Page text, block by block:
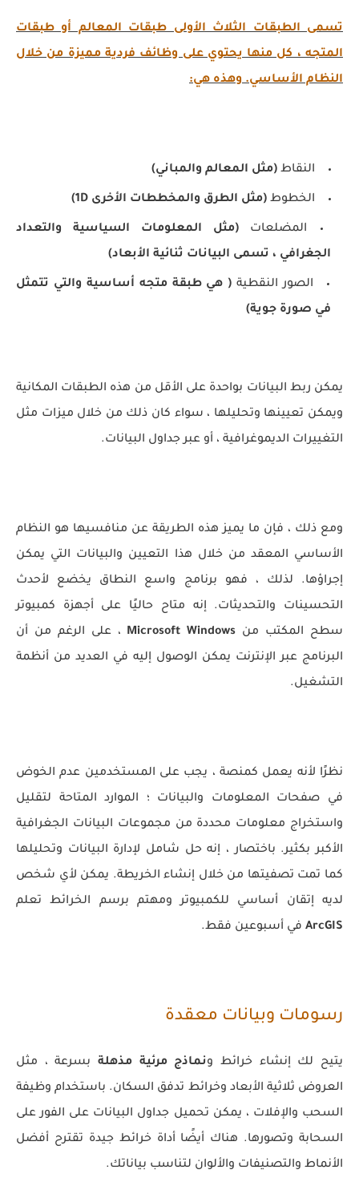
تسمى الطبقات الثلاث الأولى طبقات المعالم أو طبقات
المتجه ، كل منها يحتوي على وظائف فردية مميزة من خلال
النظام الأساسي. وهذه هي:
النقاط (مثل المعالم والمباني)
الخطوط (مثل الطرق والمخططات الأخرى 1D)
المضلعات (مثل المعلومات السياسية والتعداد
الجغرافي ، تسمى البيانات ثنائية الأبعاد)
الصور النقطية ( هي طبقة متجه أساسية والتي تتمثل
في صورة جوية)
يمكن ربط البيانات بواحدة على الأقل من هذه الطبقات المكانية
ويمكن تعيينها وتحليلها ، سواء كان ذلك من خلال ميزات مثل
التغييرات الديموغرافية ، أو عبر جداول البيانات.
ومع ذلك ، فإن ما يميز هذه الطريقة عن منافسيها هو النظام
الأساسي المعقد من خلال هذا التعيين والبيانات التي يمكن
إجراؤها. لذلك ، فهو برنامج واسع النطاق يخضع لأحدث
التحسينات والتحديثات. إنه متاح حاليًا على أجهزة كمبيوتر
سطح المكتب من Microsoft Windows ، على الرغم من أن
البرنامج عبر الإنترنت يمكن الوصول إليه في العديد من أنظمة
التشغيل.
نظرًا لأنه يعمل كمنصة ، يجب على المستخدمين عدم الخوض
في صفحات المعلومات والبيانات ؛ الموارد المتاحة لتقليل
واستخراج معلومات محددة من مجموعات البيانات الجغرافية
الأكبر بكثير. باختصار ، إنه حل شامل لإدارة البيانات وتحليلها
كما تمت تصفيتها من خلال إنشاء الخريطة. يمكن لأي شخص
لديه إتقان أساسي للكمبيوتر ومهتم برسم الخرائط تعلم
ArcGIS في أسبوعين فقط.
رسومات وبيانات معقدة
يتيح لك إنشاء خرائط ونماذج مرئية مذهلة بسرعة ، مثل
العروض ثلاثية الأبعاد وخرائط تدفق السكان. باستخدام وظيفة
السحب والإفلات ، يمكن تحميل جداول البيانات على الفور على
السحابة وتصورها. هناك أيضًا أداة خرائط جيدة تقترح أفضل
الأنماط والتصنيفات والألوان لتناسب بياناتك.